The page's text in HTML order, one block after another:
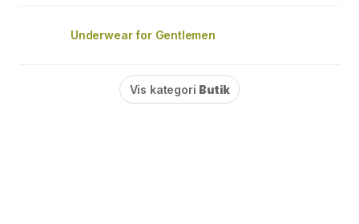
Underwear for Gentlemen
Vis kategori Butik